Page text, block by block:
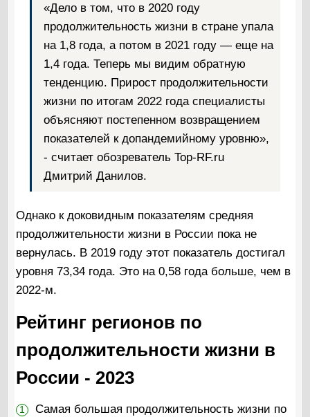
«Дело в том, что в 2020 году
продолжительность жизни в стране упала
на 1,8 года, а потом в 2021 году — еще на
1,4 года. Теперь мы видим обратную
тенденцию. Прирост продолжительности
жизни по итогам 2022 года специалисты
объясняют постепенном возвращением
показателей к допандемийному уровню»,
- считает обозреватель Top-RF.ru
Дмитрий Данилов.
Однако к доковидным показателям средняя
продолжительности жизни в России пока не
вернулась. В 2019 году этот показатель достигал
уровня 73,34 года. Это на 0,58 года больше, чем в
2022-м.
Рейтинг регионов по
продолжительности жизни в
России - 2023
1
Самая большая продолжительность жизни по